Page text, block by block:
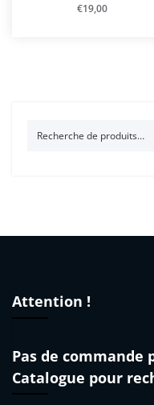
€19,00
Attention !
Pas de commande
Catalogue pour